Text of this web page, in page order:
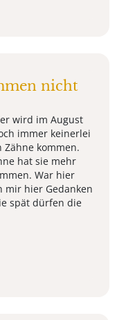
nicht
wird im August
immer keinerlei
kommen.
hat sie mehr
War hier
mir hier Gedanken
spät dürfen die